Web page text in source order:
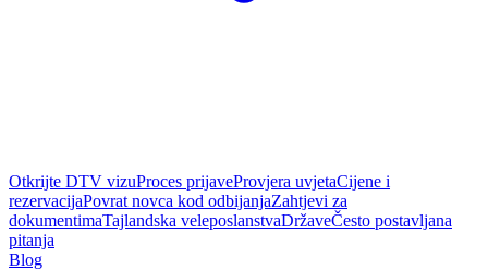
Otkrijte DTV vizuProces prijaveProvjera uvjetaCijene i
rezervacijaPovrat novca kod odbijanjaZahtjevi za
dokumentimaTajlandska veleposlanstvaDržaveČesto postavljana
pitanja
Blog